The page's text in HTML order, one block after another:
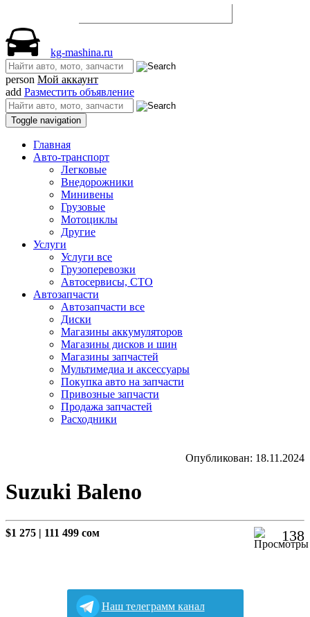
kg-mashina.ru
person Мой аккаунт
add Разместить объявление
Toggle navigation
Главная
Авто-транспорт
Легковые
Внедорожники
Минивены
Грузовые
Мотоциклы
Другие
Услуги
Услуги все
Грузоперевозки
Автосервисы, СТО
Автозапчасти
Автозапчасти все
Диски
Магазины аккумуляторов
Магазины дисков и шин
Магазины запчастей
Мультимедиа и аксессуары
Покупка авто на запчасти
Привозные запчасти
Продажа запчастей
Расходники
Опубликован: 18.11.2024
Suzuki Baleno
$1 275 | 111 499 сом 138
Наш телеграмм канал